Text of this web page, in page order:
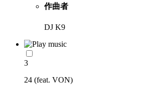
作曲者
DJ K9
3
24 (feat. VON)